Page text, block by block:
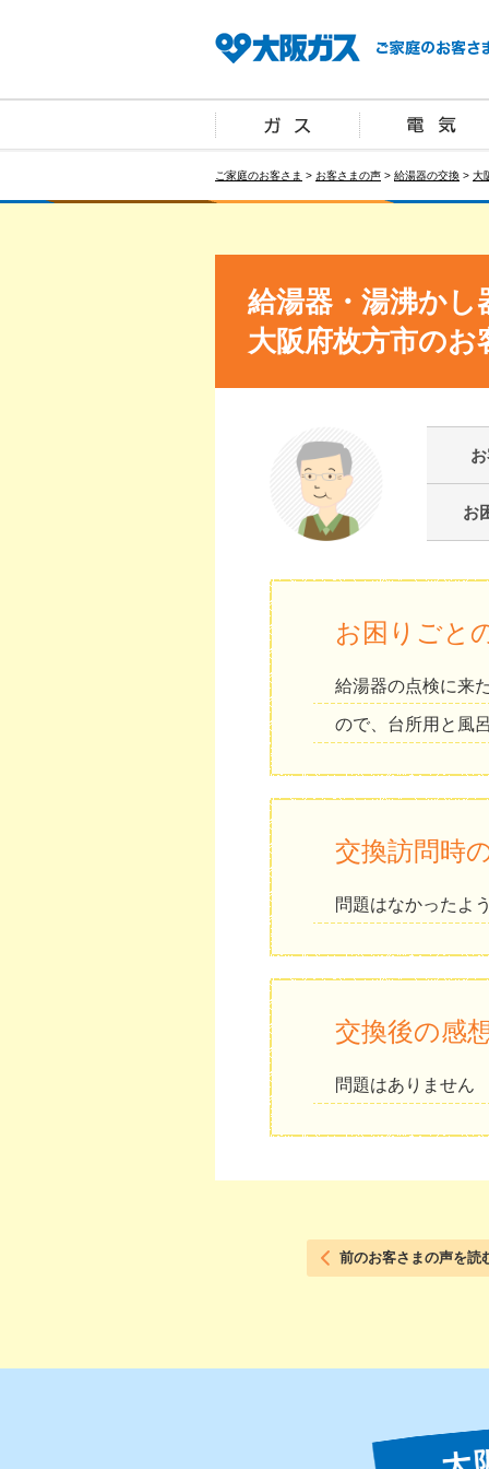
ご家庭のお客さま > お客さまの声 > 給湯器の交換 > 大
給湯器・湯沸かし
大阪府枚方市のお
お
お困りごと
給湯器の点検に来
ので、台所用と風
交換訪問時
問題はなかったよ
交換後の感
問題はありません
前のお客さまの声を読